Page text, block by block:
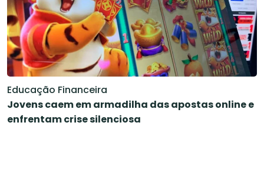
Educação Financeira
Jovens caem em armadilha das apostas online e
enfrentam crise silenciosa